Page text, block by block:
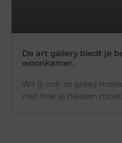
De art gallery biedt je
woonkamer.
Wil jij ook zo graag
niet hoe je hieraan